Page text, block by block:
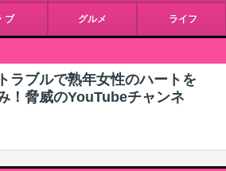
ブ グルメ ライフ
ラブルで熟年女性のハートを
！脅威のYouTubeチャンネ